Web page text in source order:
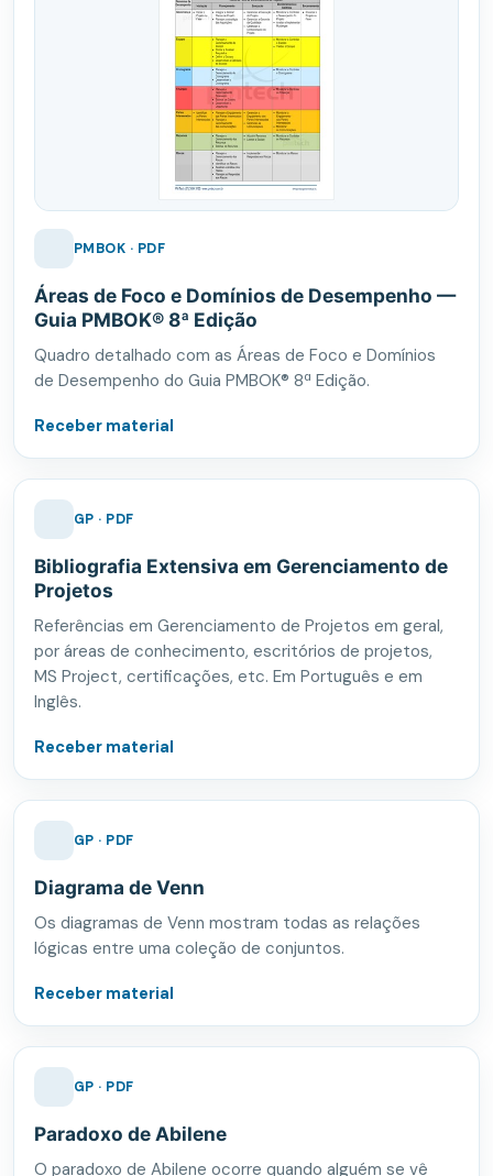
PMBOK · PDF
Áreas de Foco e Domínios de Desempenho —
Guia PMBOK® 8ª Edição
Quadro detalhado com as Áreas de Foco e Domínios
de Desempenho do Guia PMBOK® 8ª Edição.
Receber material
GP · PDF
Bibliografia Extensiva em Gerenciamento de
Projetos
Referências em Gerenciamento de Projetos em geral,
por áreas de conhecimento, escritórios de projetos,
MS Project, certificações, etc. Em Português e em
Inglês.
Receber material
GP · PDF
Diagrama de Venn
Os diagramas de Venn mostram todas as relações
lógicas entre uma coleção de conjuntos.
Receber material
GP · PDF
Paradoxo de Abilene
O paradoxo de Abilene ocorre quando alguém se vê